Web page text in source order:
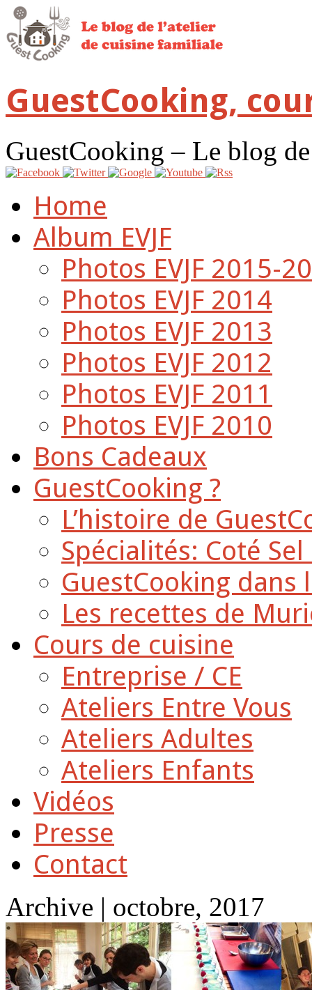
GuestCooking,
GuestCooking – Le blog
Home
Album EVJF
Photos EVJF 2015-
Photos EVJF 2014
Photos EVJF 2013
Photos EVJF 2012
Photos EVJF 2011
Photos EVJF 2010
Bons Cadeaux
GuestCooking ?
L’histoire de
Spécialités: Coté
GuestCooking dans
Les recettes de
Cours de cuisine
Entreprise / CE
Ateliers Entre Vous
Ateliers Adultes
Ateliers Enfants
Vidéos
Presse
Contact
Archive | octobre, 2017